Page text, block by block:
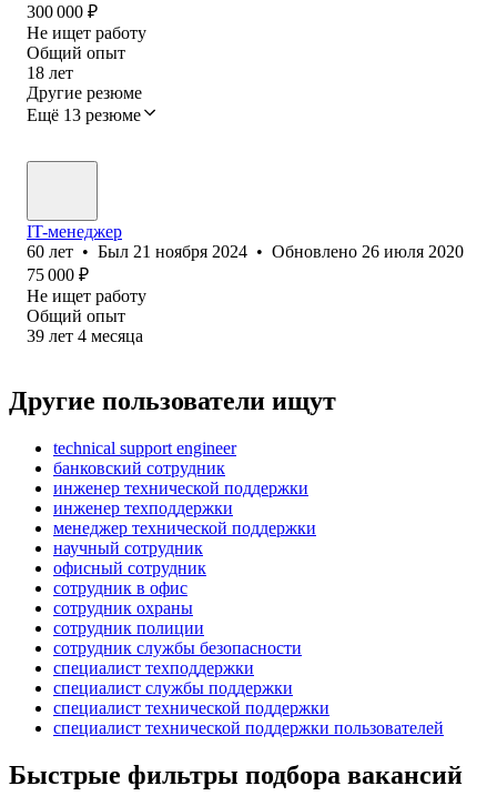
300 000 ₽
Не ищет работу
Общий опыт
18 лет
Другие резюме
Ещё 13 резюме
IT-менеджер
60 лет • Был 21 ноября 2024 • Обновлено 26 июля 2020
75 000 ₽
Не ищет работу
Общий опыт
39 лет 4 месяца
Другие пользователи ищут
technical support engineer
банковский сотрудник
инженер технической поддержки
инженер техподдержки
менеджер технической поддержки
научный сотрудник
офисный сотрудник
сотрудник в офис
сотрудник охраны
сотрудник полиции
сотрудник службы безопасности
специалист техподдержки
специалист службы поддержки
специалист технической поддержки
специалист технической поддержки пользователей
Быстрые фильтры подбора вакансий